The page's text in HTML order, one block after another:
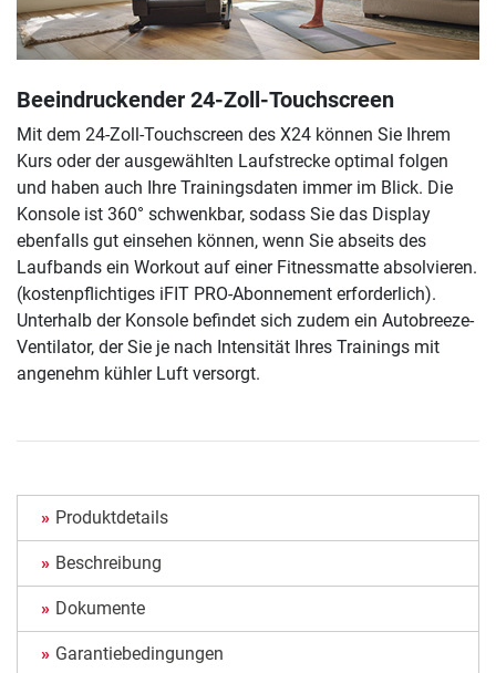
Beeindruckender 24-Zoll-Touchscreen
Mit dem 24-Zoll-Touchscreen des X24 können Sie Ihrem
Kurs oder der ausgewählten Laufstrecke optimal folgen
und haben auch Ihre Trainingsdaten immer im Blick. Die
Konsole ist 360° schwenkbar, sodass Sie das Display
ebenfalls gut einsehen können, wenn Sie abseits des
Laufbands ein Workout auf einer Fitnessmatte absolvieren.
(kostenpflichtiges iFIT PRO-Abonnement erforderlich).
Unterhalb der Konsole befindet sich zudem ein Autobreeze-
Ventilator, der Sie je nach Intensität Ihres Trainings mit
angenehm kühler Luft versorgt.
Produktdetails
Beschreibung
Dokumente
Garantiebedingungen